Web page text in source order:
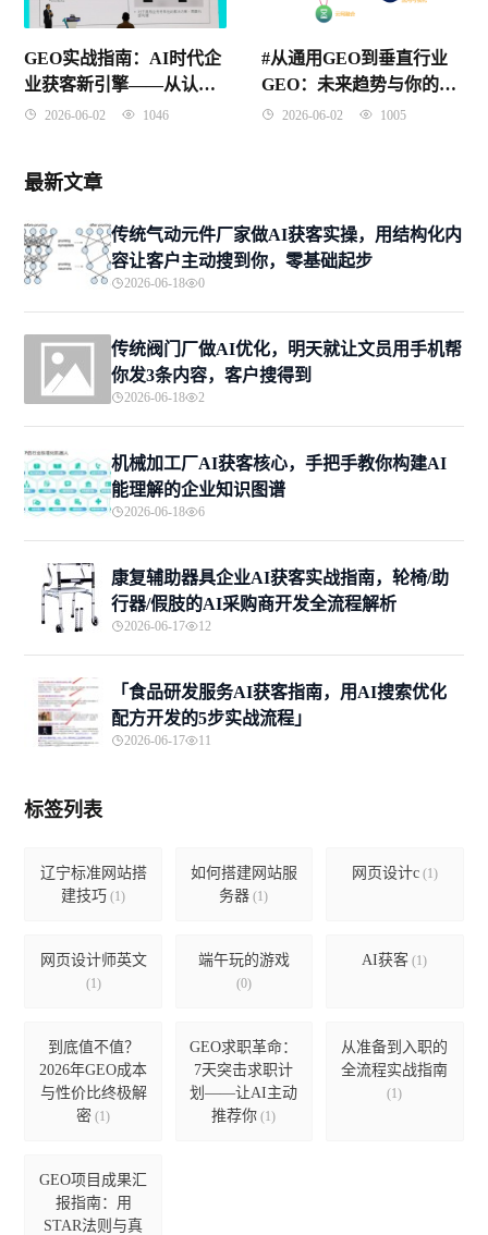
GEO实战指南：AI时代企
业获客新引擎——从认知
到落地的完整方法论
2026-06-02 1046
#从通用GEO到垂直行业
GEO：未来趋势与你的专
业化路径
2026-06-02 1005
最新文章
传统气动元件厂家做AI获客实操，用结构化内
容让客户主动搜到你，零基础起步
2026-06-18 0
传统阀门厂做AI优化，明天就让文员用手机帮
你发3条内容，客户搜得到
2026-06-18 2
机械加工厂AI获客核心，手把手教你构建AI
能理解的企业知识图谱
2026-06-18 6
康复辅助器具企业AI获客实战指南，轮椅/助
行器/假肢的AI采购商开发全流程解析
2026-06-17 12
「食品研发服务AI获客指南，用AI搜索优化
配方开发的5步实战流程」
2026-06-17 11
标签列表
辽宁标准网站搭
建技巧 (1)
如何搭建网站服
务器 (1)
网页设计c(1)
网页设计师英文
(1)
端午玩的游戏
(0)
AI获客 (1)
到底值不值？
2026年GEO成本
与性价比终极解
密 (1)
GEO求职革命：
7天突击求职计
划——让AI主动
推荐你 (1)
从准备到入职的
全流程实战指南
(1)
GEO项目成果汇
报指南：用
STAR法则与真